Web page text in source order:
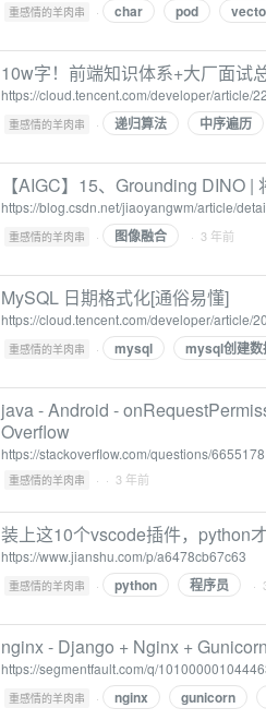
重感情的羊肉串 · char pod
10w字！前端知识体系+大厂面试
https://cloud.tencent.com/developer/article/
重感情的羊肉串 · 递归算法 中序遍历
【AIGC】15、Grounding DINO
https://blog.csdn.net/jiaoyangwm/article/
重感情的羊肉串 · 图像融合 · 3 年前
MySQL 日期格式化[通俗易懂]
https://cloud.tencent.com/developer/article/
重感情的羊肉串 · mysql mysql创建数
java - Android -
Overflow
https://stackoverflow.com/questions/
重感情的羊肉串 · · 3 年前
装上这10个vscode插件，python
https://www.jianshu.com/p/a6478cb67c63
重感情的羊肉串 · python 程序员 ·
nginx - Django + Nginx +
https://segmentfault.com/q/
重感情的羊肉串 · nginx gunicorn